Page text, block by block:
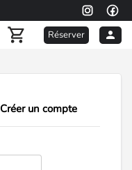
Réserver
Créer un compte